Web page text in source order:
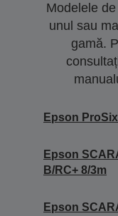
Modelele
unul sau
gamă.
Epson
Epson
B/RC+ 8/3m
Epson